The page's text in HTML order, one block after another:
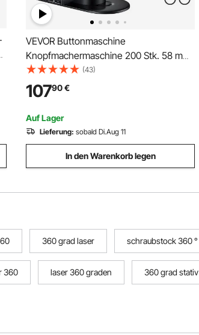
VEVOR Buttonmaschine
Knopfmachermaschine 200 Stk. 58 mm
& 300 Stk. 25 mm, Badge Punch Press
inkl. Mr. Panda Zauberbuch &
Sechskantschlüssel, Badge Press
Abzeichen Aluminiumlegierung Button
Maker
(43)
10790€
Auf Lager
Lieferung: sobald Di.Aug 11
In den Warenkorb legen
360 grad laser schraubstock 360 °
360 laser 360 graden 360 grad stativ